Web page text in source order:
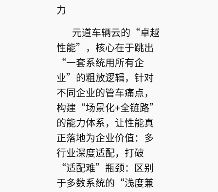
力
元道车辆云的“卓越
性能”，核心在于跳出
“一套系统用所有企
业”的粗放逻辑，针对
不同企业的管车痛点，
构建“场景化+全链路”
的能力体系，让性能真
正落地为企业价值：多
行业深度适配，打破
“适配难”瓶颈：区别
于多数系统的“浅度兼